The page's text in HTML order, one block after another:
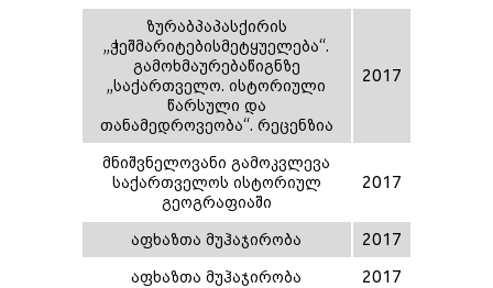
ზურაბპაპასქირის
,,ჭეშმარიტებისმეტყუელება“.
გამოხმაურებაწიგნზე
,,საქართველო. ისტორიული
წარსული და
თანამედროვეობა“. რეცენზია
2017
მნიშვნელოვანი გამოკვლევა
საქართველოს ისტორიულ
გეოგრაფიაში
2017
აფხაზთა მუჰაჯირობა
2017
აფხაზთა მუჰაჯირობა
2017